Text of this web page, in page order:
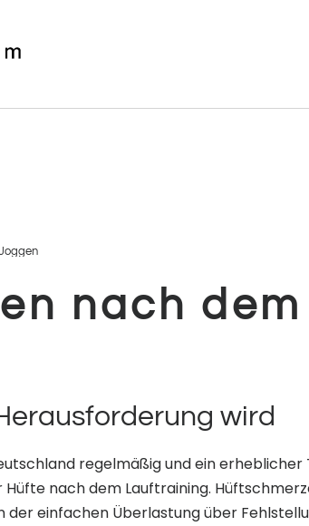
nach dem
wird
regelmäßig und ein erheblicher
nach dem Lauftraining.
einfachen Überlastung über